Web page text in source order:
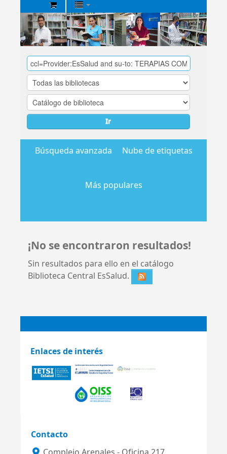
Biblioteca
Central
EsSalud
Ir
Búsqueda avanzada Nube de etiquetas
Más populares
¡No se encontraron resultados!
Sin resultados para ello en el catálogo
Biblioteca Central EsSalud.
Enlaces de interés
Contacto